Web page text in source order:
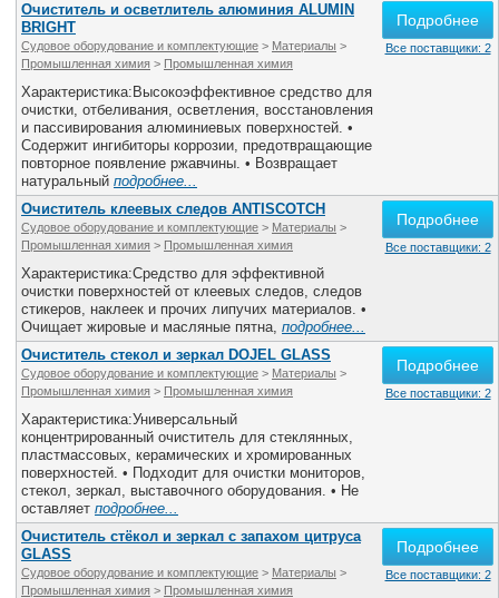
Очиститель и осветлитель алюминия ALUMIN
BRIGHT
Судовое оборудование и комплектующие > Материалы >
Промышленная химия > Промышленная химия
Характеристика:Высокоэффективное средство для
очистки, отбеливания, осветления, восстановления
и пассивирования алюминиевых поверхностей. •
Содержит ингибиторы коррозии, предотвращающие
повторное появление ржавчины. • Возвращает
натуральный подробнее...
Подробнее
Все поставщики: 2
Очиститель клеевых следов ANTISCOTCH
Судовое оборудование и комплектующие > Материалы >
Промышленная химия > Промышленная химия
Характеристика:Средство для эффективной
очистки поверхностей от клеевых следов, следов
стикеров, наклеек и прочих липучих материалов. •
Очищает жировые и масляные пятна, подробнее...
Подробнее
Все поставщики: 2
Очиститель стекол и зеркал DOJEL GLASS
Судовое оборудование и комплектующие > Материалы >
Промышленная химия > Промышленная химия
Характеристика:Универсальный
концентрированный очиститель для стеклянных,
пластмассовых, керамических и хромированных
поверхностей. • Подходит для очистки мониторов,
стекол, зеркал, выставочного оборудования. • Не
оставляет подробнее...
Подробнее
Все поставщики: 2
Очиститель стёкол и зеркал с запахом цитруса
GLASS
Судовое оборудование и комплектующие > Материалы >
Промышленная химия > Промышленная химия
Подробнее
Все поставщики: 2